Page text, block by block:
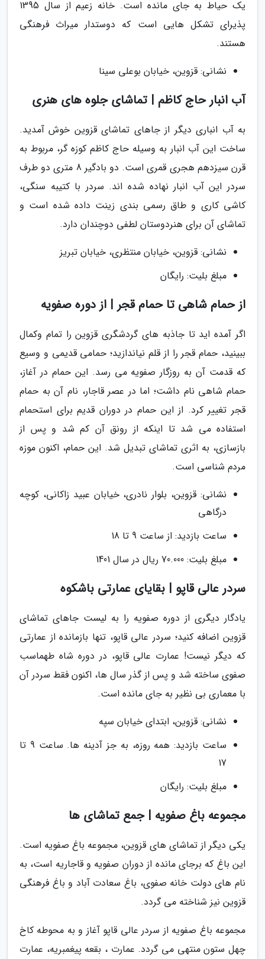
یک حیاط به جای مانده است. خانه زعیم از سال 1395
پذیرای تشکل هایی است که دوستدار میراث فرهنگی
هستند.
نشانی: قزوین، خیابان بوعلی سینا
آب انبار حاج کاظم | تماشای جلوه های هنری
به آب انباری دیگر از جاهای تماشای قزوین خوش آمدید.
ساخت این آب انبار به وسیله حاج کاظم کوزه گر، مربوط به
قرن سیزدهم هجری قمری است. دو بادگیر 8 متری دو طرف
سردر این آب انبار نهاده شده اند. سردر با کتیبه سنگی،
کاشی کاری و طاق رسمی بندی زینت داده شده است و
تماشای آن برای هنردوستان لطفی دوچندان دارد.
نشانی: قزوین، خیابان منتظری، خیابان تبریز
مبلغ بلیت: رایگان
از حمام شاهی تا حمام قجر | از دوره صفویه
اگر آمده اید تا جاذبه های گردشگری قزوین را تمام وکمال
ببینید، حمام قجر را از قلم نیاندازید؛ حمامی قدیمی و وسیع
که قدمت آن به روزگار صفویه می رسد. این حمام در آغاز،
حمام شاهی نام داشت؛ اما در عصر قاجار، نام آن به حمام
قجر تغییر کرد. از این حمام در دوران قدیم برای استحمام
استفاده می شد تا اینکه از رونق آن کم شد و پس از
بازسازی، به اثری تماشای تبدیل شد. این حمام، اکنون موزه
مردم شناسی است.
نشانی: قزوین، بلوار نادری، خیابان عبید زاکانی، کوچه
درگاهی
ساعت بازدید: از ساعت 9 تا 18
مبلغ بلیت: 70.000 ریال در سال 1401
سردر عالی قاپو | بقایای عمارتی باشکوه
یادگار دیگری از دوره صفویه را به لیست جاهای تماشای
قزوین اضافه کنید؛ سردر عالی قاپو، تنها بازمانده از عمارتی
که دیگر نیست! عمارت عالی قاپو، در دوره شاه طهماسب
صفوی ساخته شد و پس از گذر سال ها، اکنون فقط سردر آن
با معماری بی نظیر به جای مانده است.
نشانی: قزوین، ابتدای خیابان سپه
ساعت بازدید: همه روزه، به جز آدینه ها. ساعت 9 تا
17
مبلغ بلیت: رایگان
مجموعه باغ صفویه | جمع تماشای ها
یکی دیگر از تماشای های قزوین، مجموعه باغ صفویه است.
این باغ که برجای مانده از دوران صفویه و قاجاریه است، به
نام های دولت خانه صفوی، باغ سعادت آباد و باغ فرهنگی
قزوین نیز شناخته می گردد.
مجموعه باغ صفویه از سردر عالی قاپو آغاز و به محوطه کاخ
چهل ستون منتهی می گردد. عمارت ، بقعه پیغمبریه، عمارت